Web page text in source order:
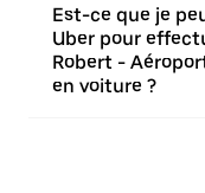
Est-ce que je
Uber pour
Robert -
en voiture ?